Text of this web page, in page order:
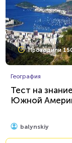
Проходили
География
Тест на
Южной
balynskiy